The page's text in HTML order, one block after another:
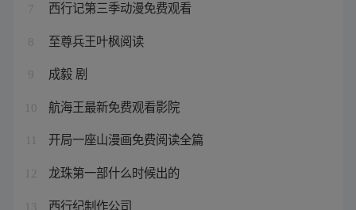
7 西行记第三季动漫免费观看
8 至尊兵王叶枫阅读
9 成毅 剧
10 航海王最新免费观看影院
开局一座山漫画免费阅读全篇
12 龙珠第一部什么时候出的
13 西行纪制作公司